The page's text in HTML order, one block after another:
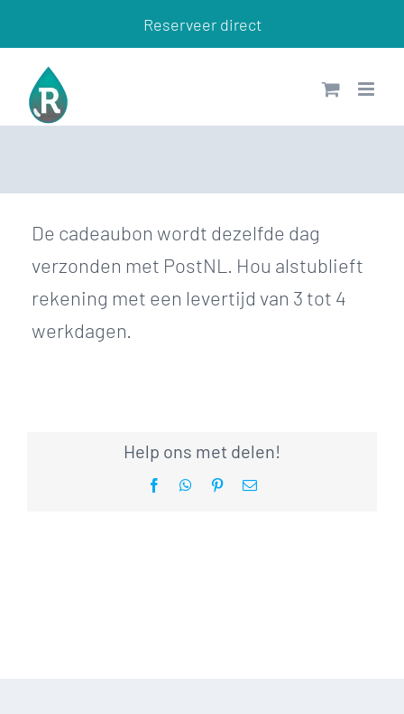
naar
inhoud
Reserveer direct
De cadeaubon wordt dezelfde dag
verzonden met PostNL. Hou alstublieft
rekening met een levertijd van 3 tot 4
werkdagen.
Help ons met delen!
FacebookWhatsApp
Pinterest
E-